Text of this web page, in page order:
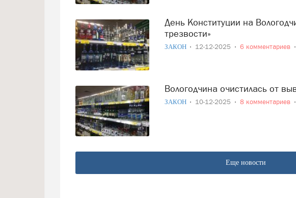
День Конституции на Вологодчине объявлен «днем
трезвости»
ЗАКОН 12-12-2025 6 комментариев
Вологодчина очистилась от
ЗАКОН 10-12-2025 8 комментариев
Еще новости